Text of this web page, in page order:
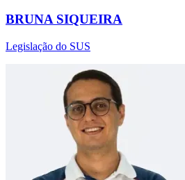
BRUNA SIQUEIRA
Legislação do SUS